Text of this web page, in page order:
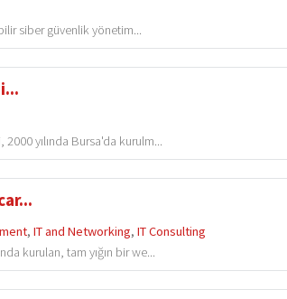
siber güvenlik yönetim...
2000 yılında Bursa'da kurulm...
,IT and Networking,IT Consulting
kurulan, tam yığın bir we...